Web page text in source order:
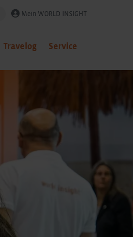
Mein WORLD INSIGHT
Travelog Service